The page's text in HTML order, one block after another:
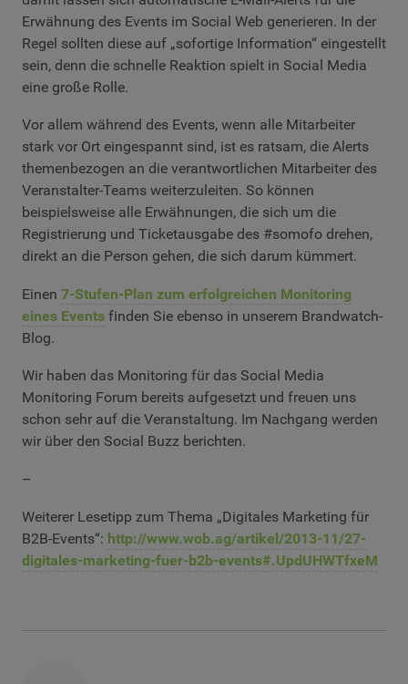
Erwähnung des Events im Social Web generieren. In der
Regel sollten diese auf „sofortige Information“ eingestellt
sein, denn die schnelle Reaktion spielt in Social Media
eine große Rolle.
Vor allem während des Events, wenn alle Mitarbeiter
stark vor Ort eingespannt sind, ist es ratsam, die Alerts
themenbezogen an die verantwortlichen Mitarbeiter des
Veranstalter-Teams weiterzuleiten. So können
beispielsweise alle Erwähnungen, die sich um die
Registrierung und Ticketausgabe des #somofo drehen,
direkt an die Person gehen, die sich darum kümmert.
Einen 7-Stufen-Plan zum erfolgreichen Monitoring
eines Events finden Sie ebenso in unserem Brandwatch-
Blog.
Wir haben das Monitoring für das Social Media
Monitoring Forum bereits aufgesetzt und freuen uns
schon sehr auf die Veranstaltung. Im Nachgang werden
wir über den Social Buzz berichten.
–
Weiterer Lesetipp zum Thema „Digitales Marketing für
B2B-Events“: http://www.wob.ag/artikel/2013-11/27-
digitales-marketing-fuer-b2b-events#.UpdUHWTfxeM